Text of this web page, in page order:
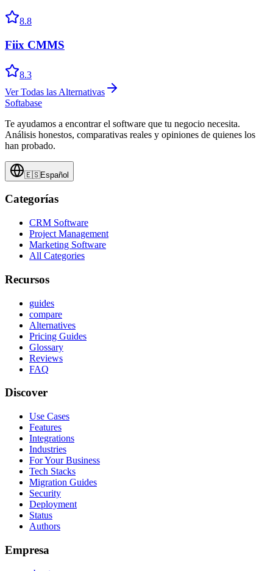
8.8
Fiix CMMS
8.3
Ver Todas las Alternativas
Softabase
Te ayudamos a encontrar el software que tu negocio necesita.
Análisis honestos, comparativas reales y opiniones de quienes los
han probado.
🇪🇸Español
Categorías
CRM Software
Project Management
Marketing Software
All Categories
Recursos
guides
compare
Alternatives
Pricing Guides
Glossary
Reviews
FAQ
Discover
Use Cases
Features
Integrations
Industries
For Your Business
Tech Stacks
Migration Guides
Security
Deployment
Status
Authors
Empresa